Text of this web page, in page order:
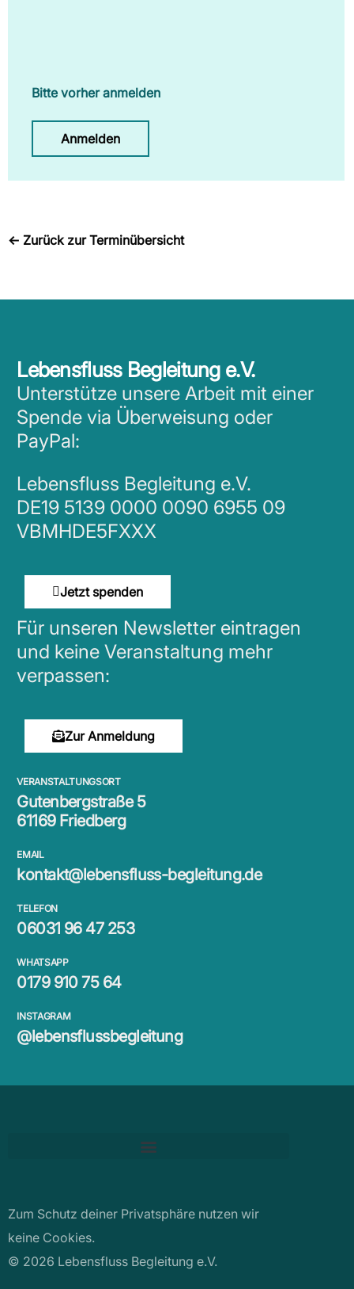
Bitte vorher anmelden
Anmelden
← Zurück zur Terminübersicht
Lebensfluss Begleitung e.V.
Unterstütze unsere Arbeit mit einer
Spende via Überweisung oder
PayPal:
Lebensfluss Begleitung e.V.
DE19 5139 0000 0090 6955 09
VBMHDE5FXXX
Jetzt spenden
Für unseren Newsletter eintragen
und keine Veranstaltung mehr
verpassen:
Zur Anmeldung
VERANSTALTUNGSORT
Gutenbergstraße 5
61169 Friedberg
EMAIL
kontakt@lebensfluss-begleitung.de
TELEFON
06031 96 47 253
WHATSAPP
0179 910 75 64
INSTAGRAM
@lebensflussbegleitung
Zum Schutz deiner Privatsphäre nutzen wir
keine Cookies.
© 2026 Lebensfluss Begleitung e.V.